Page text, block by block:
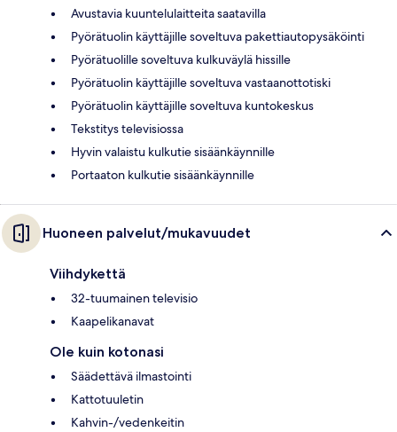
Avustavia kuuntelulaitteita saatavilla
Pyörätuolin käyttäjille soveltuva pakettiautopysäköinti
Pyörätuolille soveltuva kulkuväylä hissille
Pyörätuolin käyttäjille soveltuva vastaanottotiski
Pyörätuolin käyttäjille soveltuva kuntokeskus
Tekstitys televisiossa
Hyvin valaistu kulkutie sisäänkäynnille
Portaaton kulkutie sisäänkäynnille
Huoneen palvelut/mukavuudet
Viihdykettä
32-tuumainen televisio
Kaapelikanavat
Ole kuin kotonasi
Säädettävä ilmastointi
Kattotuuletin
Kahvin-/vedenkeitin